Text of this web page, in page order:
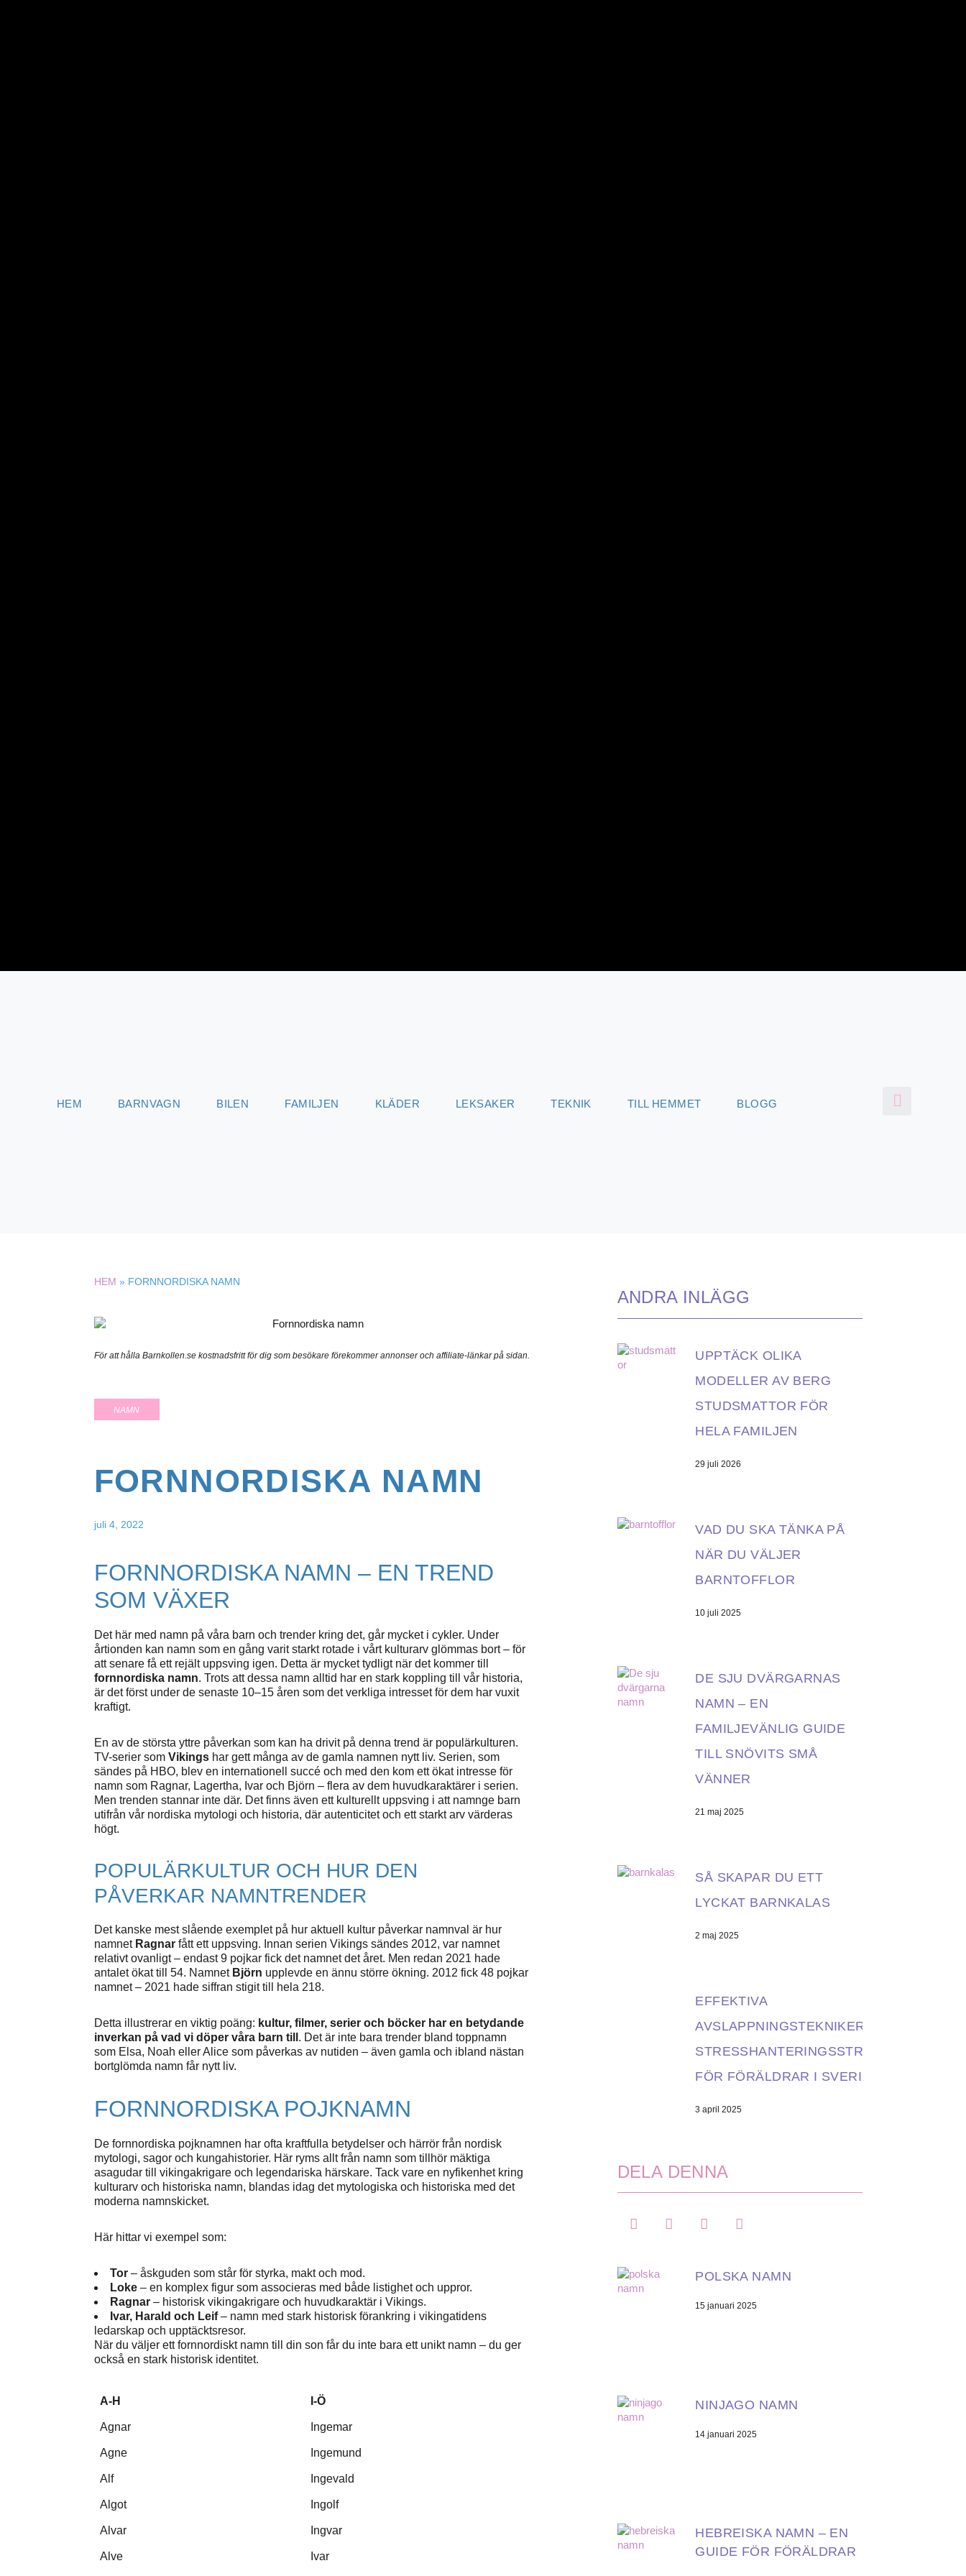
HEM BARNVAGN BILEN FAMILJEN KLÄDER LEKSAKER TEKNIK TILL HEMMET BLOGG
HEM » FORNNORDISKA NAMN
För att hålla Barnkollen.se kostnadsfritt för dig som besökare förekommer annonser och affiliate-länkar på sidan.
NAMN
FORNNORDISKA NAMN
juli 4, 2022
FORNNORDISKA NAMN – EN TREND
SOM VÄXER
Det här med namn på våra barn och trender kring det, går mycket i cykler. Under
årtionden kan namn som en gång varit starkt rotade i vårt kulturarv glömmas bort – för
att senare få ett rejält uppsving igen. Detta är mycket tydligt när det kommer till
fornnordiska namn. Trots att dessa namn alltid har en stark koppling till vår historia,
är det först under de senaste 10–15 åren som det verkliga intresset för dem har vuxit
kraftigt.
En av de största yttre påverkan som kan ha drivit på denna trend är populärkulturen.
TV-serier som Vikingshar gett många av de gamla namnen nytt liv. Serien, som
sändes på HBO, blev en internationell succé och med den kom ett ökat intresse för
namn som Ragnar, Lagertha, Ivar och Björn – flera av dem huvudkaraktärer i serien.
Men trenden stannar inte där. Det finns även ett kulturellt uppsving i att namnge barn
utifrån vår nordiska mytologi och historia, där autenticitet och ett starkt arv värderas
högt.
POPULÄRKULTUR OCH HUR DEN
PÅVERKAR NAMNTRENDER
Det kanske mest slående exemplet på hur aktuell kultur påverkar namnval är hur
namnet Ragnarfått ett uppsving. Innan serien Vikings sändes 2012, var namnet
relativt ovanligt – endast 9 pojkar fick det namnet det året. Men redan 2021 hade
antalet ökat till 54. Namnet Björn upplevde en ännu större ökning. 2012 fick 48 pojkar
namnet – 2021 hade siffran stigit till hela 218.
Detta illustrerar en viktig poäng: kultur, filmer, serier och böcker har en betydande
inverkan på vad vi döper våra barn till . Det är inte bara trender bland toppnamn
som Elsa, Noah eller Alice som påverkas av nutiden – även gamla och ibland nästan
bortglömda namn får nytt liv.
FORNNORDISKA POJKNAMN
De fornnordiska pojknamnen har ofta kraftfulla betydelser och härrör från nordisk
mytologi, sagor och kungahistorier. Här ryms allt från namn som tillhör mäktiga
asagudar till vikingakrigare och legendariska härskare. Tack vare en nyfikenhet kring
kulturarv och historiska namn, blandas idag det mytologiska och historiska med det
moderna namnskicket.
Här hittar vi exempel som:
Tor– åskguden som står för styrka, makt och mod.
Loke– en komplex figur som associeras med både listighet och uppror.
Ragnar– historisk vikingakrigare och huvudkaraktär i Vikings.
Ivar, Harald och Leif– namn med stark historisk förankring i vikingatidens
ledarskap och upptäcktsresor.
När du väljer ett fornnordiskt namn till din son får du inte bara ett unikt namn – du ger
också en stark historisk identitet.
A-H I-Ö
Agnar Ingemar
Agne Ingemund
Alf Ingevald
Algot Ingolf
Alvar Ingvar
Alve Ivar
ANDRA INLÄGG
UPPTÄCK OLIKA
MODELLER AV BERG
STUDSMATTOR FÖR
HELA FAMILJEN
29 juli 2026
VAD DU SKA TÄNKA PÅ
NÄR DU VÄLJER
BARNTOFFLOR
10 juli 2025
DE SJU DVÄRGARNAS
NAMN – EN
FAMILJEVÄNLIG GUIDE
TILL SNÖVITS SMÅ
VÄNNER
21 maj 2025
SÅ SKAPAR DU ETT
LYCKAT BARNKALAS
2 maj 2025
EFFEKTIVA
AVSLAPPNINGSTEKNIKER OCH
STRESSHANTERINGSSTRATEGIER
FÖR FÖRÄLDRAR I SVERIGE
3 april 2025
DELA DENNA
POLSKA NAMN
15 januari 2025
NINJAGO NAMN
14 januari 2025
HEBREISKA NAMN – EN
GUIDE FÖR FÖRÄLDRAR